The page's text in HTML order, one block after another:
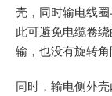
壳，同时输电线
此可避免电缆卷
输，也没有旋转角
同时，输电侧外